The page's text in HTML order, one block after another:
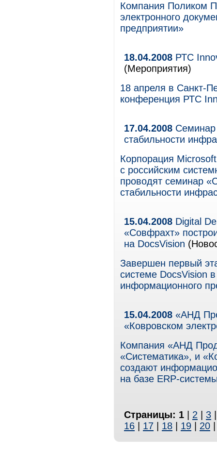
Компания Поликом
электронного
предприятии»
18.04.2008 РТС
(Мероприятия)
18 апреля в Санкт-
конференция РТС
17.04.2008 Семинар
стабильности
Корпорация
с российским
проводят семинар
стабильности
15.04.2008 Digital
«Совфрахт»
на DocsVision
Завершен первый
системе DocsVision
информационного
15.04.2008 «АНД
«Ковровском
Компания «АНД
«Систематика», и
создают
на базе ERP-
Страницы: 1 2 3
16
17 18 19 20